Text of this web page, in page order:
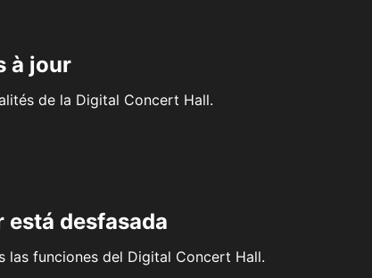
à jour
de la Digital Concert Hall.
está desfasada
las funciones del Digital Concert Hall.